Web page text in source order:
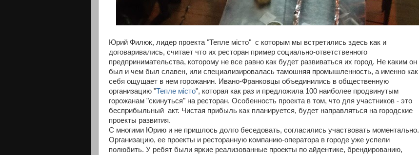
Юрий Филюк, лидер проекта "Тепле місто" с которым мы встретились здесь как и
договаривались, считает что их ресторан пример социально-ответственного
предпринимательства, которому не все равно как будет развиваться их город. Не каким он
был и чем был славен, или специализировалась тамошняя промышленность, а именно как
себя ощущает в нем горожанин. Ивано-Франковцы объединились в общественную
организацию "Тепле місто", которая как раз и предложила 100 наиболее продвинутым
горожанам "скинуться" на ресторан. Особенность проекта в том, что для участников - это
бесприбыльный акт. Чистая прибыль как планируется, будет направляться на городские
проекты развития.
С многими Юрию и не пришлось долго беседовать, согласились участвовать моментально.
Организацию, ее проекты и ресторанную компанию-оператора в городе уже успели
полюбить. У ребят были яркие реализованные проекты по айдентике, брендированию,